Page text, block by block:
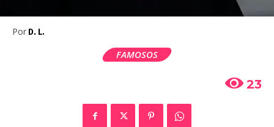
Por D. L.
FAMOSOS
23